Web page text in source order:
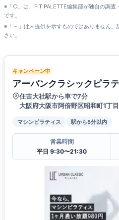
※「○」は、FIT PALETTE編集部が独自の調査
です。
※「－」は未提供を示すものではありません
さい。
キャンペーン中
アーバンクラシックピラ
住吉大社駅から車で7分
大阪府大阪市阿倍野区昭和町1丁
マシンピラティス 駅から5分以内
営業時間
平日 9:30〜21:30